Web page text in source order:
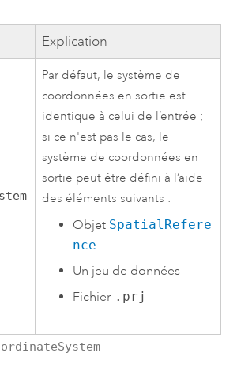
Explication
Par défaut, le système de
coordonnées en sortie est
identique à celui de l’entrée ;
si ce n'est pas le cas, le
système de coordonnées en
sortie peut être défini à l’aide
des éléments suivants :
Objet SpatialRefere
nce
Un jeu de données
Fichier .prj